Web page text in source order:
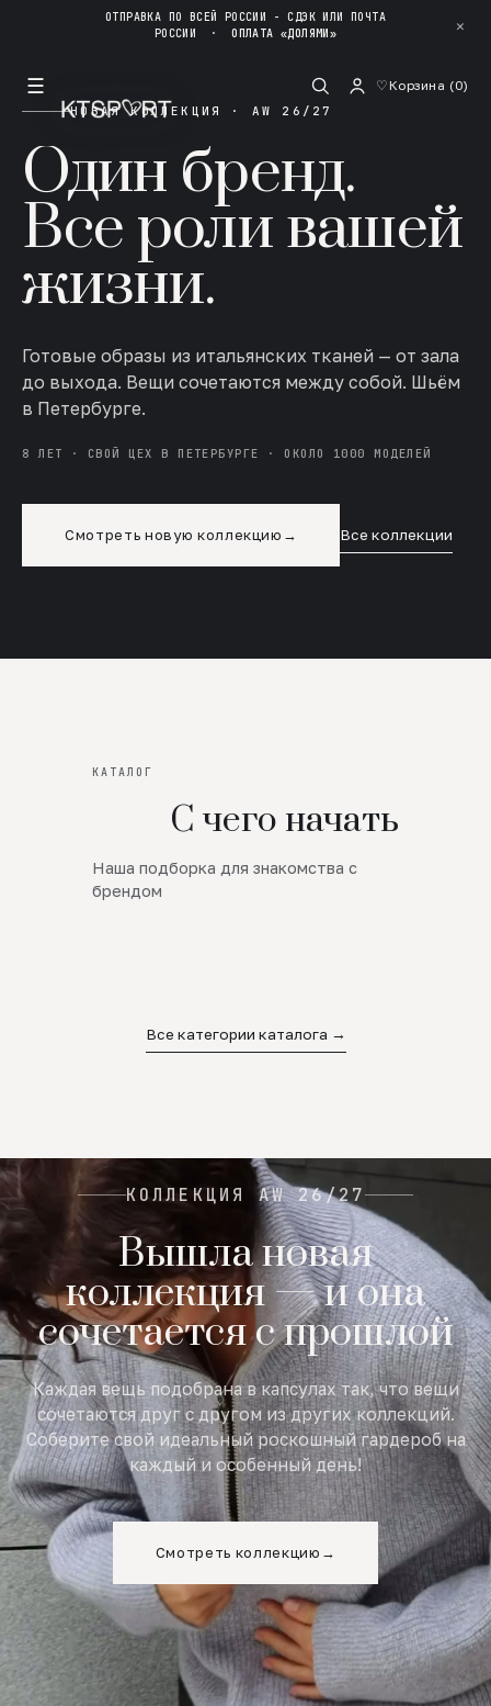
ОТПРАВКА ПО ВСЕЙ РОССИИ - СДЭК ИЛИ ПОЧТА
РОССИИ ·ОПЛАТА «ДОЛЯМИ» ✕
☰ ♡Корзина (0)
НОВАЯ КОЛЛЕКЦИЯ · AW 26/27
Один бренд.
Все роли вашей
жизни.
Готовые образы из итальянских тканей — от зала
до выхода. Вещи сочетаются между собой. Шьём
в Петербурге.
8 ЛЕТ · СВОЙ ЦЕХ В ПЕТЕРБУРГЕ · ОКОЛО 1000 МОДЕЛЕЙ
Смотреть новую коллекцию → Все коллекции
КАТАЛОГ
С чего начать
Наша подборка для знакомства с
брендом
Новинки
SALE
Все категории каталога →
КОЛЛЕКЦИЯ AW 26/27
Вышла новая
коллекция — и она
сочетается с прошлой
Каждая вещь подобрана в капсулах так, что вещи
сочетаются друг с другом из других коллекций.
Соберите свой идеальный роскошный гардероб на
каждый и особенный день!
Смотреть коллекцию →